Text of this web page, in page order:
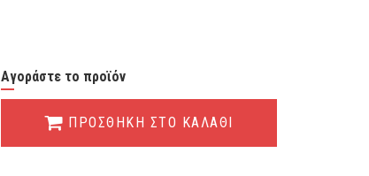
Αγοράστε το προϊόν
ΠΡΟΣΘΗΚΗ ΣΤΟ ΚΑΛΑΘΙ